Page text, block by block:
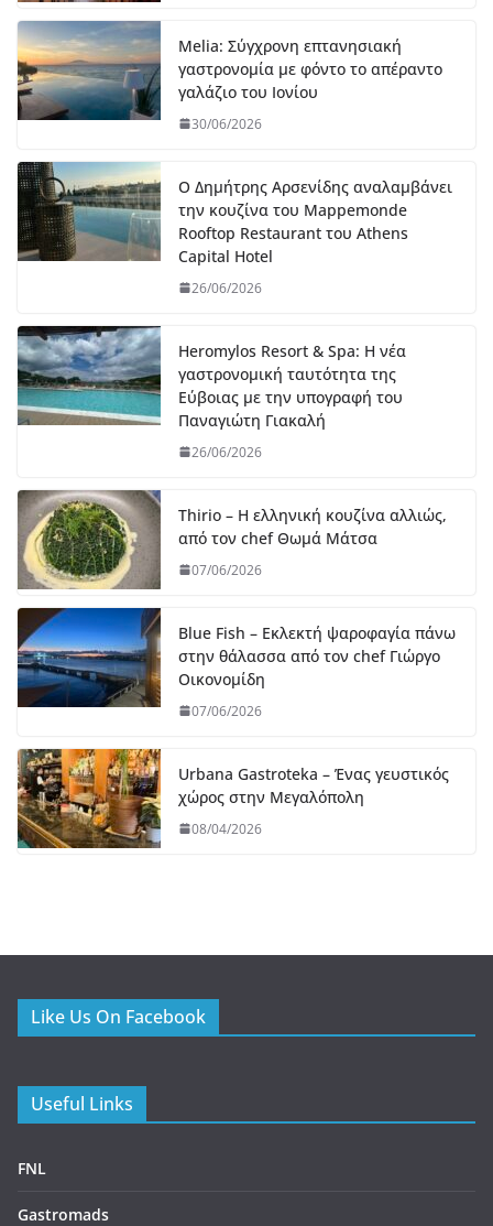
Melia: Σύγχρονη επτανησιακή
γαστρονομία με φόντο το απέραντο
γαλάζιο του Ιονίου
30/06/2026
Ο Δημήτρης Αρσενίδης αναλαμβάνει
την κουζίνα του Mappemonde
Rooftop Restaurant του Athens
Capital Hotel
26/06/2026
Heromylos Resort & Spa: Η νέα
γαστρονομική ταυτότητα της
Εύβοιας με την υπογραφή του
Παναγιώτη Γιακαλή
26/06/2026
Thirio – Η ελληνική κουζίνα αλλιώς,
από τον chef Θωμά Μάτσα
07/06/2026
Blue Fish – Εκλεκτή ψαροφαγία πάνω
στην θάλασσα από τον chef Γιώργο
Οικονομίδη
07/06/2026
Urbana Gastroteka – Ένας γευστικός
χώρος στην Μεγαλόπολη
08/04/2026
Like Us On Facebook
Useful Links
FNL
Gastromads